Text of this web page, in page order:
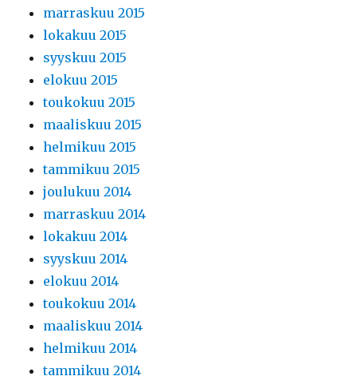
marraskuu 2015
lokakuu 2015
syyskuu 2015
elokuu 2015
toukokuu 2015
maaliskuu 2015
helmikuu 2015
tammikuu 2015
joulukuu 2014
marraskuu 2014
lokakuu 2014
syyskuu 2014
elokuu 2014
toukokuu 2014
maaliskuu 2014
helmikuu 2014
tammikuu 2014